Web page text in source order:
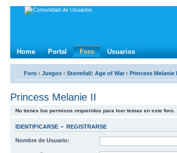
Home Portal Foro Usuarios
Foro ‹ Juegos ‹ Stormfall: Age of War ‹ Princess Melanie
Princess Melanie II
No tienes los permisos requeridos para leer temas en este foro.
IDENTIFICARSE • REGISTRARSE
Nombre de Usuario: